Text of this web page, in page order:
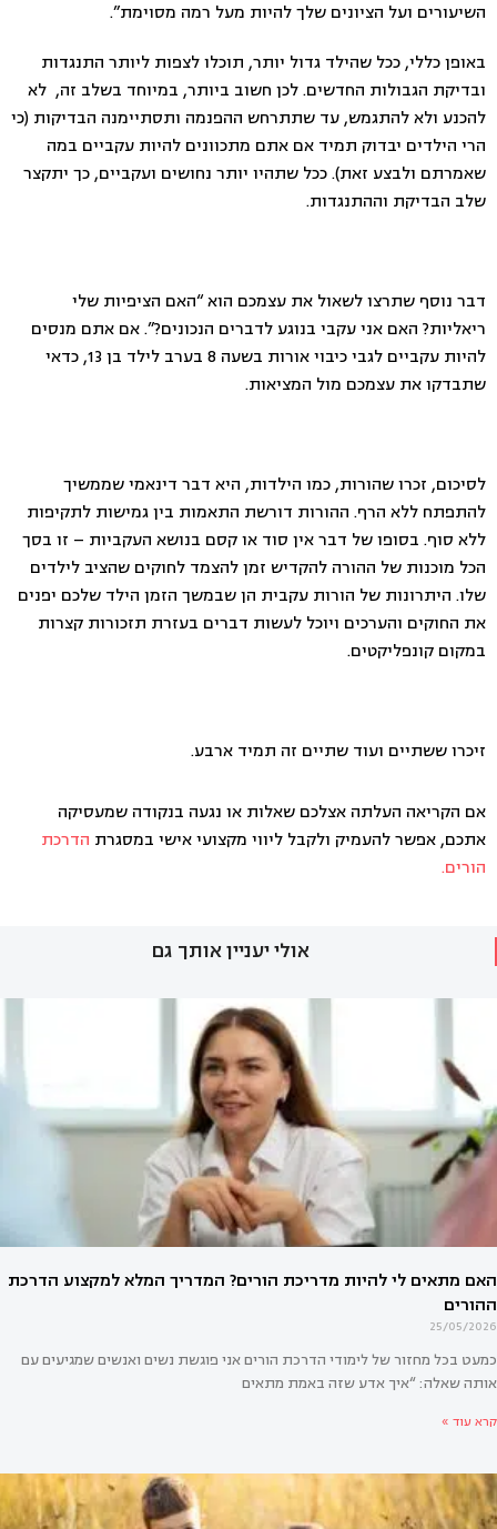
השיעורים ועל הציונים שלך להיות מעל רמה מסוימת”.
באופן כללי, ככל שהילד גדול יותר, תוכלו לצפות ליותר התנגדות
ובדיקת הגבולות החדשים. לכן חשוב ביותר, במיוחד בשלב זה, לא
להכנע ולא להתגמש, עד שתתרחש ההפנמה ותסתיימנה הבדיקות (כי
הרי הילדים יבדוק תמיד אם אתם מתכוונים להיות עקביים במה
שאמרתם ולבצע זאת). ככל שתהיו יותר נחושים ועקביים, כך יתקצר
שלב הבדיקת וההתנגדות.
דבר נוסף שתרצו לשאול את עצמכם הוא “האם הציפיות שלי
ריאליות? האם אני עקבי בנוגע לדברים הנכונים?”. אם אתם מנסים
להיות עקביים לגבי כיבוי אורות בשעה 8 בערב לילד בן 13, כדאי
שתבדקו את עצמכם מול המציאות.
לסיכום, זכרו שהורות, כמו הילדות, היא דבר דינאמי שממשיך
להתפתח ללא הרף. ההורות דורשת התאמות בין גמישות לתקיפות
ללא סוף. בסופו של דבר אין סוד או קסם בנושא העקביות – זו בסך
הכל מוכנות של ההורה להקדיש זמן להצמד לחוקים שהציב לילדים
שלו. היתרונות של הורות עקבית הן שבמשך הזמן הילד שלכם יפנים
את החוקים והערכים ויוכל לעשות דברים בעזרת תזכורות קצרות
במקום קונפליקטים.
זיכרו ששתיים ועוד שתיים זה תמיד ארבע.
אם הקריאה העלתה אצלכם שאלות או נגעה בנקודה שמעסיקה
אתכם, אפשר להעמיק ולקבל ליווי מקצועי אישי במסגרת הדרכת
הורים.
25/05/2026
כמעט בכל מחזור של לימודי הדרכת הורים אני פוגשת נשים ואנשים שמגיעים עם
אותה שאלה: “איך אדע שזה באמת מתאים
קרא עוד »